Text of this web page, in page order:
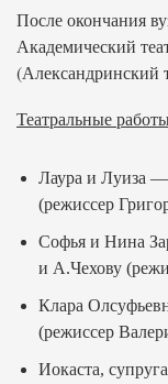
После окончания
Академический
(Александринский
Театральные
Лаура и Луиза
(режиссер
Софья и Нина
и А.Чехову
Клара
(режиссер
Иокаста,